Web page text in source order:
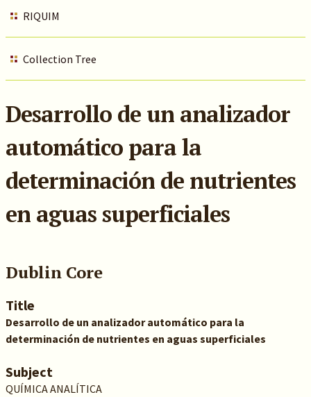
RIQUIM
Collection Tree
Desarrollo de un analizador
automático para la
determinación de nutrientes
en aguas superficiales
Dublin Core
Title
Desarrollo de un analizador automático para la
determinación de nutrientes en aguas superficiales
Subject
QUÍMICA ANALÍTICA